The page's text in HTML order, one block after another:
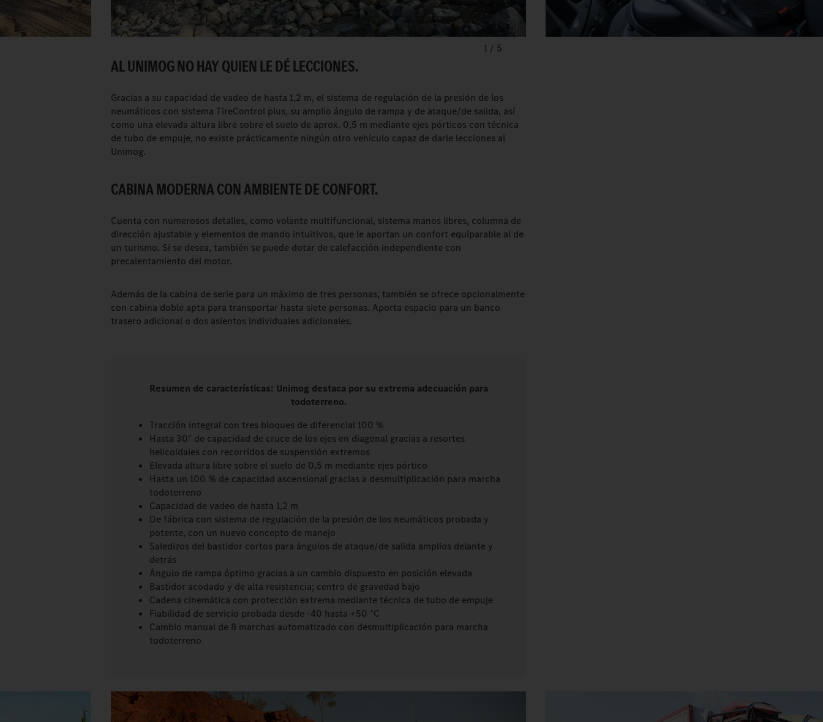
1 / 5
AL UNIMOG NO HAY QUIEN LE DÉ LECCIONES.
Gracias a su capacidad de vadeo de hasta 1,2 m, el sistema de regulación de la presión de los
neumáticos con sistema TireControl plus, su amplio ángulo de rampa y de ataque/de salida, así
como una elevada altura libre sobre el suelo de aprox. 0,5 m mediante ejes pórticos con técnica
de tubo de empuje, no existe prácticamente ningún otro vehículo capaz de darle lecciones al
Unimog.
CABINA MODERNA CON AMBIENTE DE CONFORT.
Cuenta con numerosos detalles, como volante multifuncional, sistema manos libres, columna de
dirección ajustable y elementos de mando intuitivos, que le aportan un confort equiparable al de
un turismo. Si se desea, también se puede dotar de calefacción independiente con
precalentamiento del motor.
Además de la cabina de serie para un máximo de tres personas, también se ofrece opcionalmente
con cabina doble apta para transportar hasta siete personas. Aporta espacio para un banco
trasero adicional o dos asientos individuales adicionales.
Resumen de características: Unimog destaca por su extrema adecuación para
todoterreno.
Tracción integral con tres bloques de diferencial 100 %
Hasta 30° de capacidad de cruce de los ejes en diagonal gracias a resortes
helicoidales con recorridos de suspensión extremos
Elevada altura libre sobre el suelo de 0,5 m mediante ejes pórtico
Hasta un 100 % de capacidad ascensional gracias a desmultiplicación para marcha
todoterreno
Capacidad de vadeo de hasta 1,2 m
De fábrica con sistema de regulación de la presión de los neumáticos probada y
potente, con un nuevo concepto de manejo
Saledizos del bastidor cortos para ángulos de ataque/de salida amplios delante y
detrás
Ángulo de rampa óptimo gracias a un cambio dispuesto en posición elevada
Bastidor acodado y de alta resistencia; centro de gravedad bajo
Cadena cinemática con protección extrema mediante técnica de tubo de empuje
Fiabilidad de servicio probada desde -40 hasta +50 °C
Cambio manual de 8 marchas automatizado con desmultiplicación para marcha
todoterreno